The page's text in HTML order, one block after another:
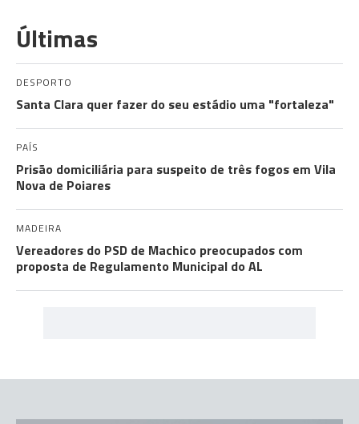
Últimas
DESPORTO
Santa Clara quer fazer do seu estádio uma "fortaleza"
PAÍS
Prisão domiciliária para suspeito de três fogos em Vila
Nova de Poiares
MADEIRA
Vereadores do PSD de Machico preocupados com
proposta de Regulamento Municipal do AL